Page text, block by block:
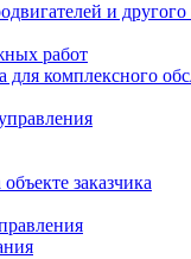
и
работ
для комплексного
заказчика